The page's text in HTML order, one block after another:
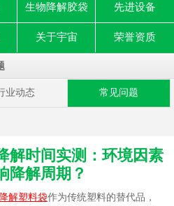
生物降解胶袋 先进设备
关于宇宙 荣誉资质
业动态 常见问题
解时间实测：环境因素
降解周期？
解塑料袋作为传统塑料的替代品，